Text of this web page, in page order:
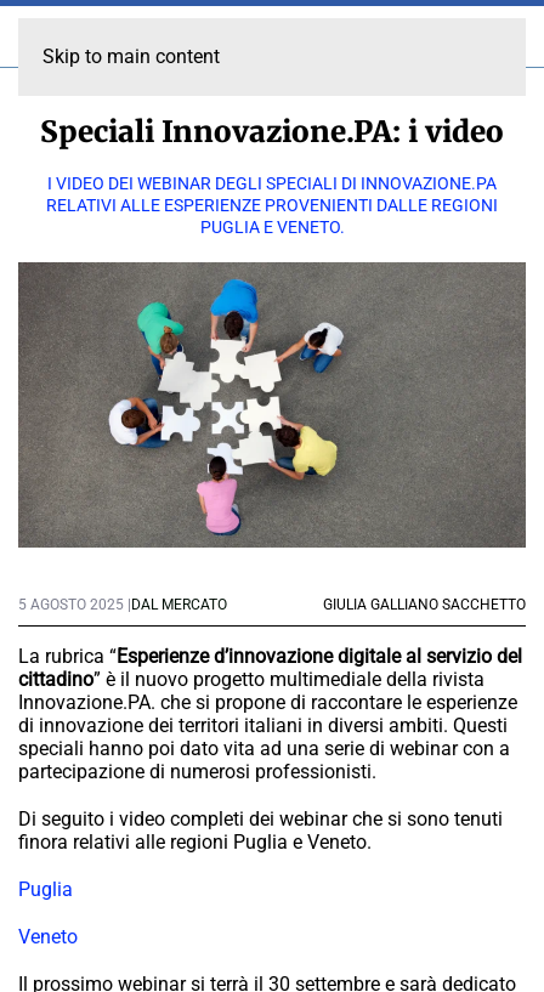
Skip to main content
Speciali Innovazione.PA: i video
I VIDEO DEI WEBINAR DEGLI SPECIALI DI INNOVAZIONE.PA
RELATIVI ALLE ESPERIENZE PROVENIENTI DALLE REGIONI
PUGLIA E VENETO.
5 AGOSTO 2025 | DAL MERCATO GIULIA GALLIANO SACCHETTO
La rubrica “Esperienze d’innovazione digitale al servizio del
cittadino” è il nuovo progetto multimediale della rivista
Innovazione.PA. che si propone di raccontare le esperienze
di innovazione dei territori italiani in diversi ambiti. Questi
speciali hanno poi dato vita ad una serie di webinar con a
partecipazione di numerosi professionisti.
Di seguito i video completi dei webinar che si sono tenuti
finora relativi alle regioni Puglia e Veneto.
Puglia
Veneto
Il prossimo webinar si terrà il 30 settembre e sarà dedicato